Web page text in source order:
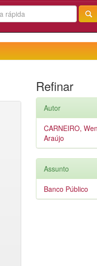
Refinar
Autor
CARNEIRO,
Araújo
Assunto
Banco Público